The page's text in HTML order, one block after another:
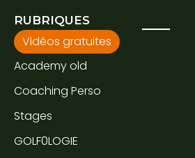
RUBRIQUES
Vidéos gratuites
Academy old
Coaching Perso
Stages
GOLF0LOGIE